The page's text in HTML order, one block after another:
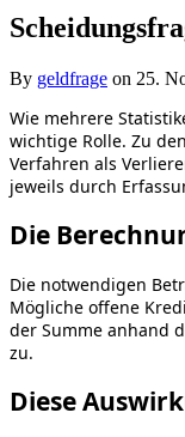
By geldfrage on 25.
Wie mehrere
wichtige Rolle. Zu
Verfahren als
jeweils durch
Die
Die notwendigen
Mögliche offene
der Summe anhand
zu.
Diese